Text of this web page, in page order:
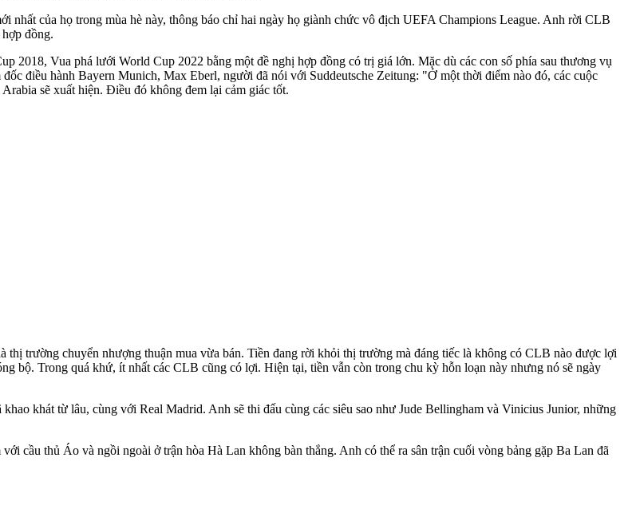
của họ trong mùa hè này, thông báo chỉ hai ngày họ giành chức vô địch UEFA Champions League. Anh rời CLB
đồng.
2018, Vua phá lưới World Cup 2022 bằng một đề nghị hợp đồng có trị giá lớn. Mặc dù các con số phía sau thương vụ
điều hành Bayern Munich, Max Eberl, người đã nói với Suddeutsche Zeitung: "Ở một thời điểm nào đó, các cuộc
sẽ xuất hiện. Điều đó không đem lại cảm giác tốt.
thị trường chuyển nhượng thuận mua vừa bán. Tiền đang rời khỏi thị trường mà đáng tiếc là không có CLB nào được lợi
bộ. Trong quá khứ, ít nhất các CLB cũng có lợi. Hiện tại, tiền vẫn còn trong chu kỳ hỗn loạn này nhưng nó sẽ ngày
khát từ lâu, cùng với Real Madrid. Anh sẽ thi đấu cùng các siêu sao như Jude Bellingham và Vinicius Junior, những
cầu thủ Áo và ngồi ngoài ở trận hòa Hà Lan không bàn thắng. Anh có thể ra sân trận cuối vòng bảng gặp Ba Lan đã